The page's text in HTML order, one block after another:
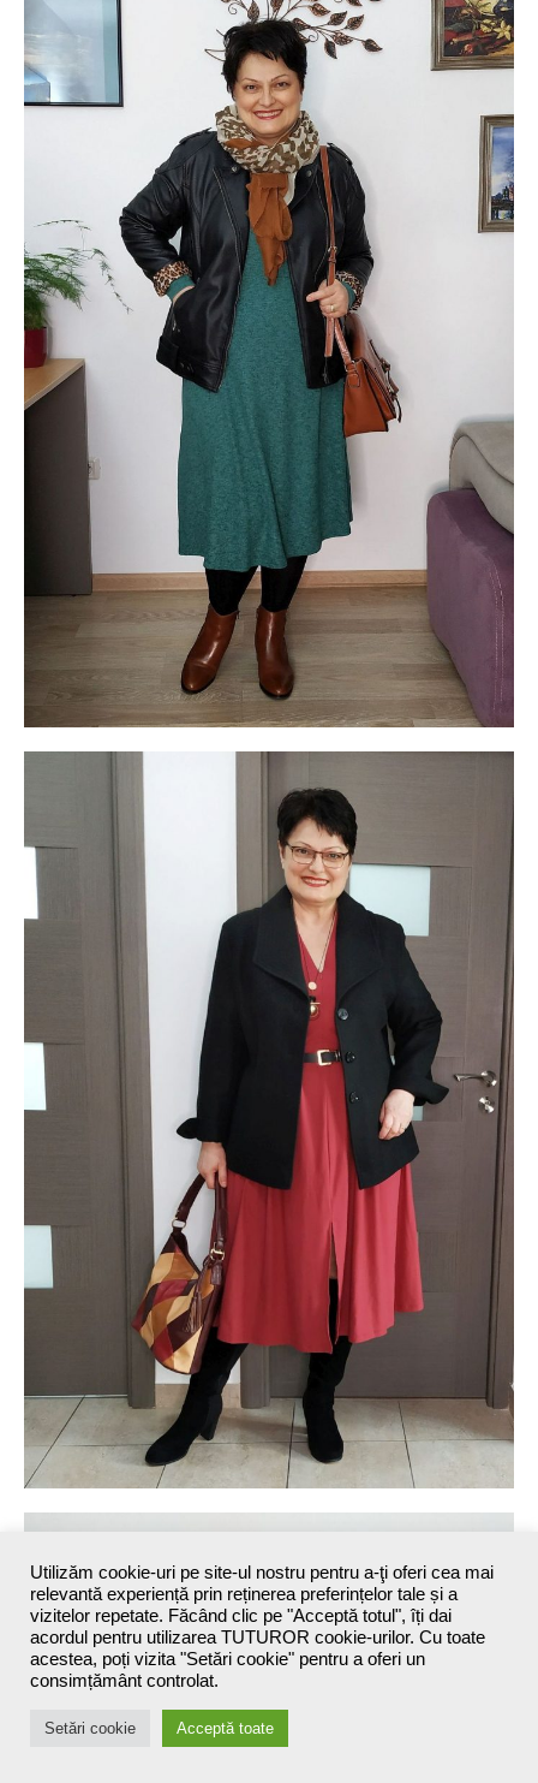
Utilizăm cookie-uri pe site-ul nostru pentru a-ţi oferi cea mai
relevantă experiență prin reținerea preferințelor tale și a
vizitelor repetate. Făcând clic pe "Acceptă totul", îți dai
acordul pentru utilizarea TUTUROR cookie-urilor. Cu toate
acestea, poți vizita "Setări cookie" pentru a oferi un
consimțământ controlat.
Setări cookie Acceptă toate